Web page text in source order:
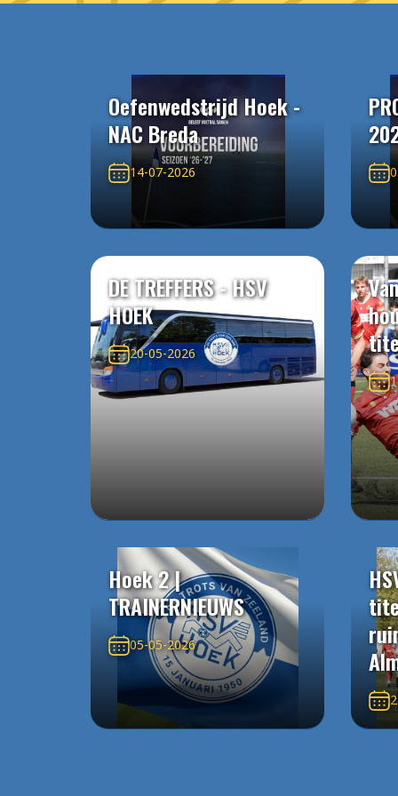
Oefenwedstrijd Hoek -
NAC Breda
14-07-2026
DE TREFFERS - HSV
HOEK
20-05-2026
Hoek 2 |
TRAINERNIEUWS
05-05-2026